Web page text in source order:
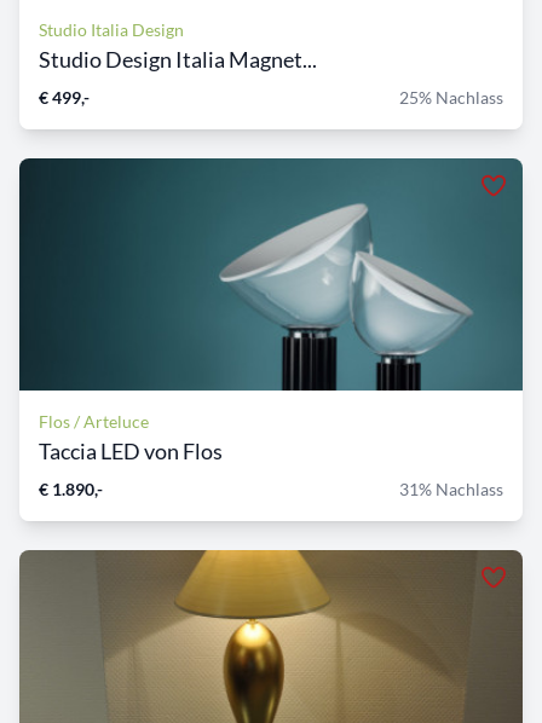
Studio Italia Design
Studio Design Italia Magnet...
€ 499,- 25% Nachlass
Flos / Arteluce
Taccia LED von Flos
€ 1.890,- 31% Nachlass